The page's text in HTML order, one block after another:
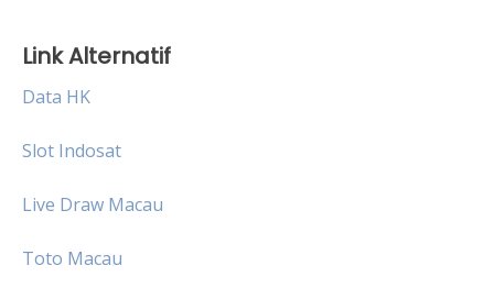
Link Alternatif
Data HK
Slot Indosat
Live Draw Macau
Toto Macau